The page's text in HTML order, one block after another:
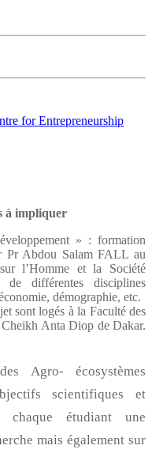
for Entrepreneurship
à impliquer
» : formation
Pr Abdou Salam FALL au
l’Homme et la Société
différentes disciplines
démographie, etc.
sont logés à la Faculté des
Cheikh Anta Diop de Dakar.
Agro- écosystèmes
scientifiques et
chaque étudiant une
mais également sur